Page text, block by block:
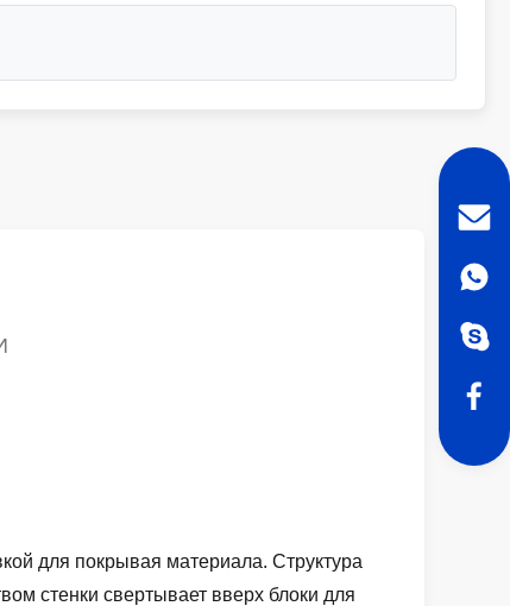
для покрывая материала. Структура
стенки свертывает вверх блоки для